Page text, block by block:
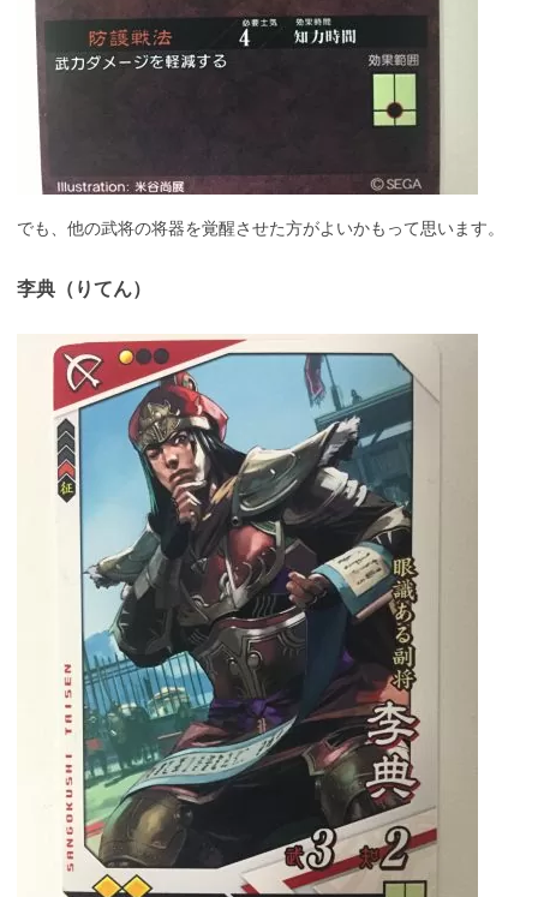
でも、他の武将の将器を覚醒させた方がよいかもって思います。
李典（りてん）